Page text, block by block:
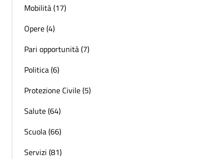
Mobilità (17)
Opere (4)
Pari opportunità (7)
Politica (6)
Protezione Civile (5)
Salute (64)
Scuola (66)
Servizi (81)